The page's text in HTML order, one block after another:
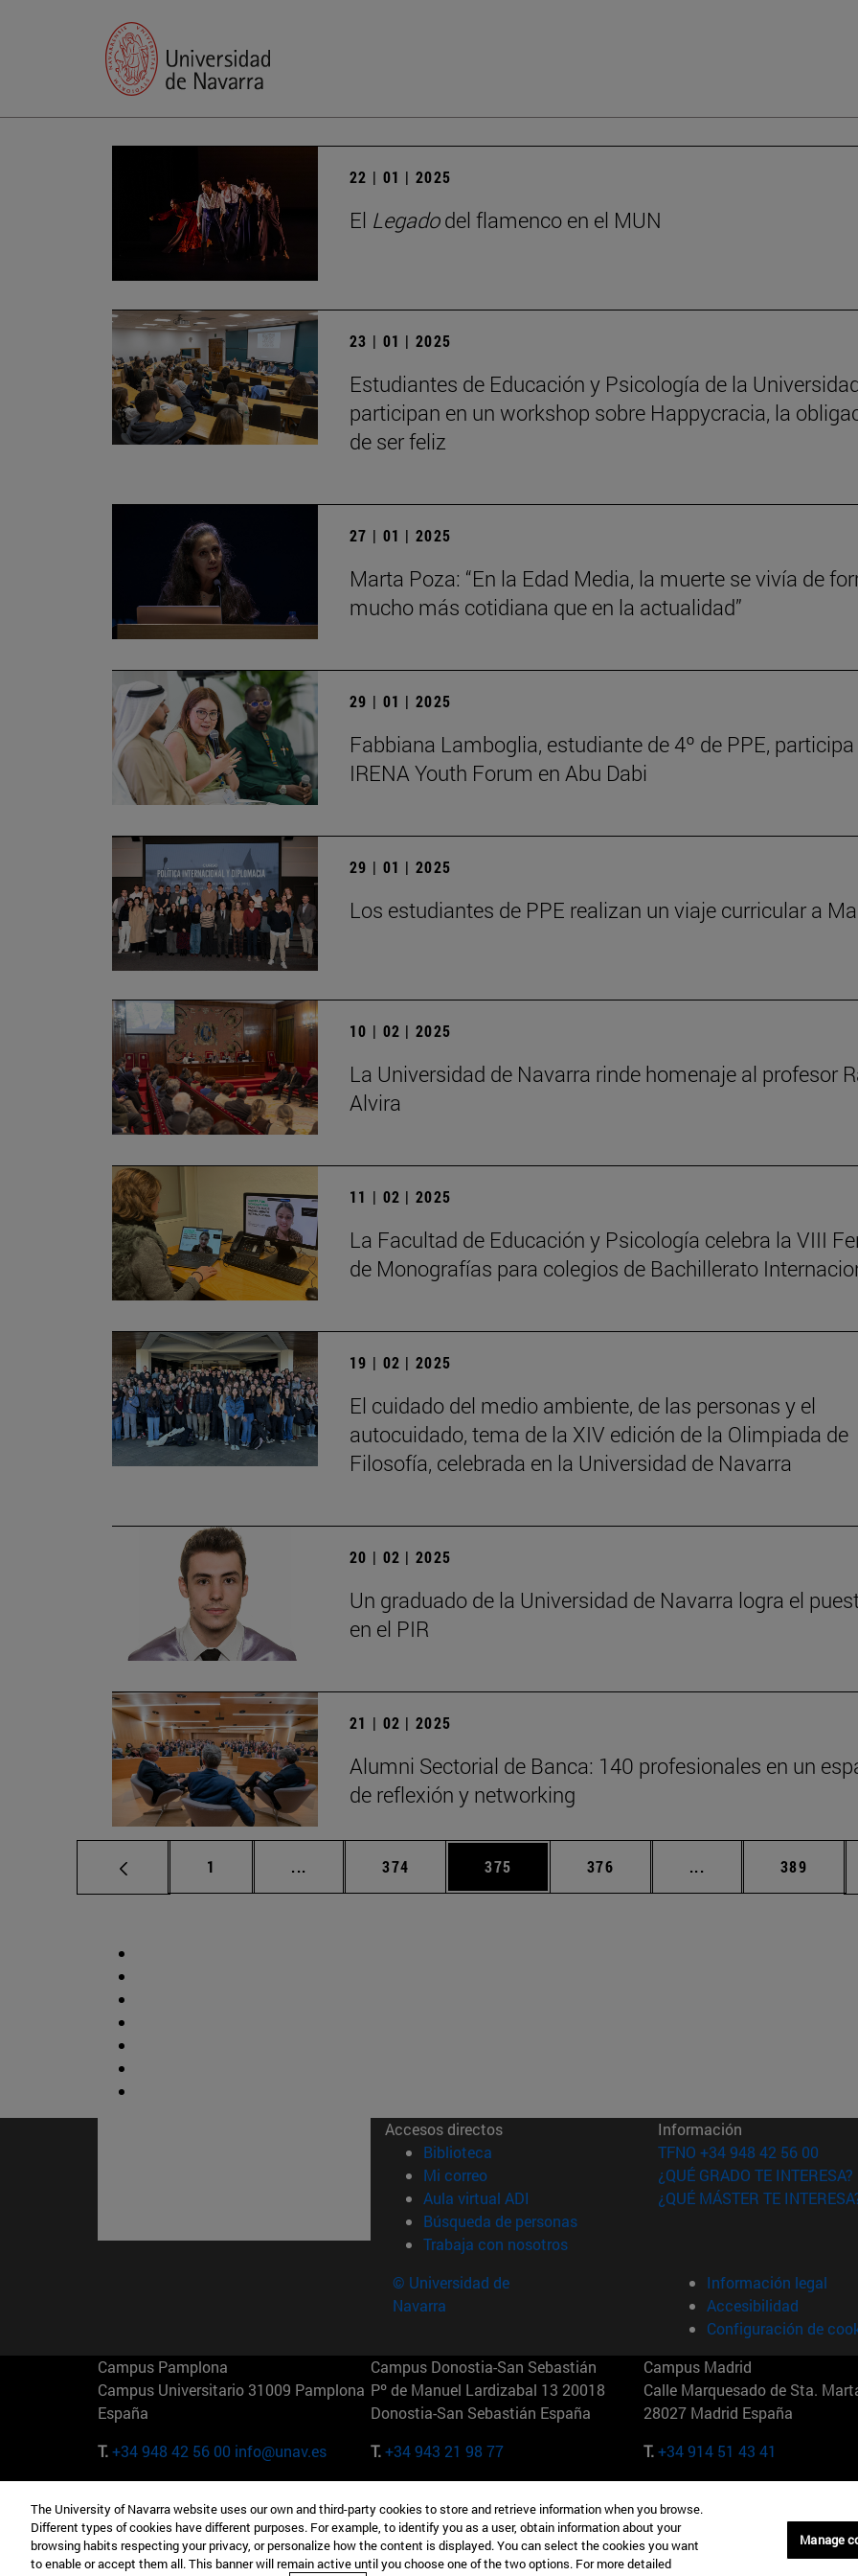
22 | 01 | 2025
El Legadodel flamenco en el MUN
23 | 01 | 2025
Estudiantes de Educación y Psicología de la
participan en un workshop sobre Happycracia, la
de ser feliz
27 | 01 | 2025
Marta Poza: “En la Edad Media, la muerte se vivía de
mucho más cotidiana que en la actualidad”
29 | 01 | 2025
Fabbiana Lamboglia, estudiante de 4º de PPE, participa
IRENA Youth Forum en Abu Dabi
29 | 01 | 2025
Los estudiantes de PPE realizan un viaje curricular a
10 | 02 | 2025
La Universidad de Navarra rinde homenaje al profesor
Alvira
11 | 02 | 2025
La Facultad de Educación y Psicología celebra la VIII
de Monografías para colegios de Bachillerato
19 | 02 | 2025
El cuidado del medio ambiente, de las personas y el
autocuidado, tema de la XIV edición de la Olimpiada de
Filosofía, celebrada en la Universidad de Navarra
20 | 02 | 2025
Un graduado de la Universidad de Navarra logra el
en el PIR
21 | 02 | 2025
Alumni Sectorial de Banca: 140 profesionales en un
de reflexión y networking
Página
1 ... Páginas intermedias Use TAB para desplazarse.
Página
374 Página
375 Página
376 ... Páginas intermedias
Página
389
Accesos directos
Biblioteca (abre en nueva ventana)
Mi correo(abre en nueva ventana)
Aula virtual ADI (abre en nueva ventana)
Búsqueda de personas(abre en nueva ventana)
Trabaja con nosotros(abre en nueva ventana)
Información
TFNO +34 948 42 56 00
¿QUÉ GRADO TE INTERESA?
¿QUÉ MÁSTER TE
© Universidad de
Navarra
Información legal
Accesibilidad
Configuración de
Campus Pamplona
Campus Universitario 31009 Pamplona
España
T.+34 948 42 56 00 info@unav.es
Campus Donostia-San Sebastián
Pº de Manuel Lardizabal 13 20018
Donostia-San Sebastián España
T.+34 943 21 98 77
Campus Madrid
Calle Marquesado de Sta.
28027 Madrid España
T.+34 914 51 43 41
Camino del Cerro Águila 3 28023
Madrid España
165 W 57th St 10019-2201 Nueva York
EE.UU
Maria-Theresia-Straße 15 81675
Múnich Alemania
The University of Navarra website uses our own and third-party cookies to store and retrieve information when you browse.
Different types of cookies have different purposes. For example, to identify you as a user, obtain information about your
browsing habits respecting your privacy, or personalize how the content is displayed. You can select the cookies you want
to enable or accept them all. This banner will remain active until you choose one of the two options. For more detailed
Manage